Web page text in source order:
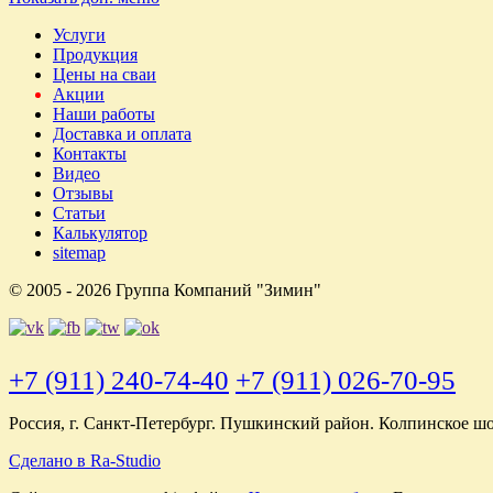
Услуги
Продукция
Цены на сваи
Акции
Наши работы
Доставка и оплата
Контакты
Видео
Отзывы
Статьи
Калькулятор
sitemap
© 2005 - 2026 Группа Компаний "Зимин"
+7 (911) 240-74-40 +7 (911) 026-70-95
Россия, г. Санкт-Петербург. Пушкинский район. Колпинское
Сделано в Ra-Studio